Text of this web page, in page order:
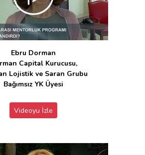
Ebru Dorman
Capital Kurucusu,
Lojistik ve Saran Grubu
Bağımsız YK Üyesi
Videoyu İzle